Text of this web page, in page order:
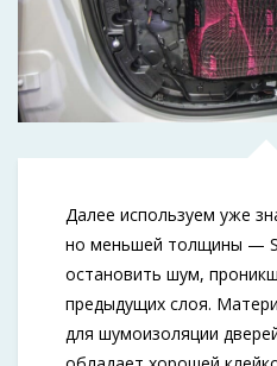
Далее используем уже
но меньшей толщины —
остановить шум,
предыдущих слоя.
для шумоизоляции